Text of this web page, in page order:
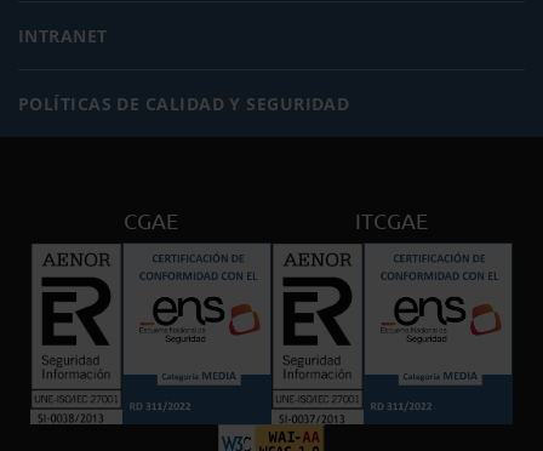
INTRANET
POLÍTICAS DE CALIDAD Y SEGURIDAD
CGAE ITCGAE